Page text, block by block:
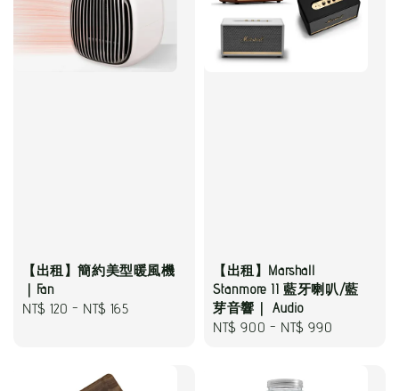
【出租】簡約美型暖風機
｜Fan
Regular
NT$ 120 - NT$ 165
【出租】Marshall
Stanmore II 藍牙喇叭/藍
芽音響｜ Audio
Regular
NT$ 900 - NT$ 990